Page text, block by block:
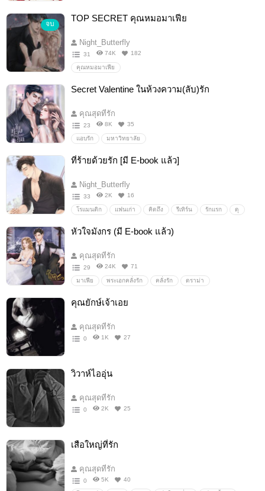
จบ
TOP SECRET คุณหมอมาเฟีย
Night_Butterfly
31 74K 182
คุณหมอมาเฟีย
Secret Valentine ในห้วงความ(ลับ)รัก
คุณสุดที่รัก
23 8K 35
แอบรัก มหาวิทยาลัย
ที่ร้ายด้วยรัก [มี E-book แล้ว]
Night_Butterfly
33 2K 16
โรแมนติก แฟนเก่า คิดถึง รีเทิร์น รักแรก ดุ
โรแมนติกดราม่า โรแมนติกคอมเมดี้
โรมานซ์/romance
หัวใจมังกร (มี E-book แล้ว)
คุณสุดที่รัก
29 24K 71
มาเฟีย พระเอกคลั่งรัก คลั่งรัก ดราม่า
คุณยักษ์เจ้าเอย
คุณสุดที่รัก
0 1K 27
วิวาห์ไออุ่น
คุณสุดที่รัก
0 2K 25
เสือใหญ่ที่รัก
คุณสุดที่รัก
0 5K 40